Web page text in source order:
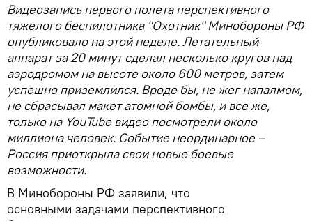
Видеозапись первого полета перспективного
тяжелого беспилотника "Охотник" Минобороны РФ
опубликовало на этой неделе. Летательный
аппарат за 20 минут сделал несколько кругов над
аэродромом на высоте около 600 метров, затем
успешно приземлился. Вроде бы, не жег напалмом,
не сбрасывал макет атомной бомбы, и все же,
только на YouTube видео посмотрели около
миллиона человек. Событие неординарное –
Россия приоткрыла свои новые боевые
возможности.
В Минобороны РФ заявили, что
основными задачами перспективного